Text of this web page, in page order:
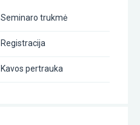
Seminaro trukmė
Registracija
Kavos pertrauka